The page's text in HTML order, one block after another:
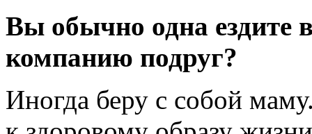
Вы обычно одна ездите
компанию подруг?
Иногда беру с собой